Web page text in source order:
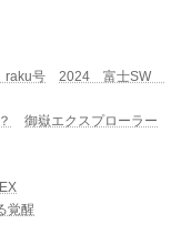
号
2024 富士SW
御嶽エクスプローラー
覚醒